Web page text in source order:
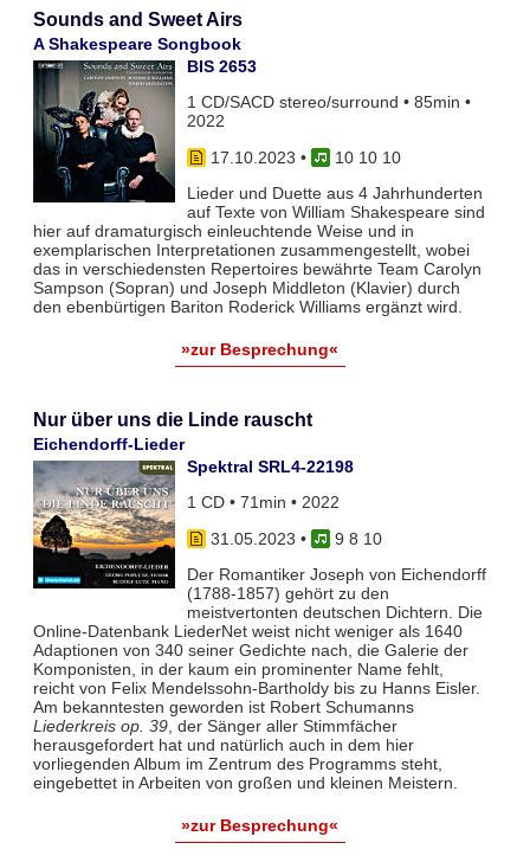
Sounds and Sweet Airs
A Shakespeare Songbook
BIS 2653
1 CD/SACD stereo/surround • 85min •
2022
17.10.2023 •
10 10 10
Lieder und Duette aus 4 Jahrhunderten
auf Texte von William Shakespeare sind
hier auf dramaturgisch einleuchtende Weise und in
exemplarischen Interpretationen zusammengestellt, wobei
das in verschiedensten Repertoires bewährte Team Carolyn
Sampson (Sopran) und Joseph Middleton (Klavier) durch
den ebenbürtigen Bariton Roderick Williams ergänzt wird.
»zur Besprechung«
Nur über uns die Linde rauscht
Eichendorff-Lieder
Spektral SRL4-22198
1 CD • 71min • 2022
31.05.2023 •
9 8 10
Der Romantiker Joseph von Eichendorff
(1788-1857) gehört zu den
meistvertonten deutschen Dichtern. Die
Online-Datenbank LiederNet weist nicht weniger als 1640
Adaptionen von 340 seiner Gedichte nach, die Galerie der
Komponisten, in der kaum ein prominenter Name fehlt,
reicht von Felix Mendelssohn-Bartholdy bis zu Hanns Eisler.
Am bekanntesten geworden ist Robert Schumanns
Liederkreis op. 39, der Sänger aller Stimmfächer
herausgefordert hat und natürlich auch in dem hier
vorliegenden Album im Zentrum des Programms steht,
eingebettet in Arbeiten von großen und kleinen Meistern.
»zur Besprechung«